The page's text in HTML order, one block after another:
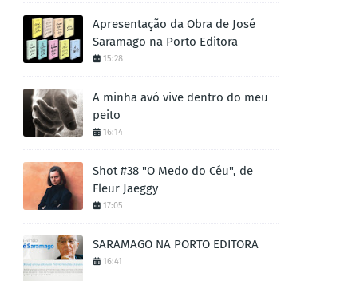
Apresentação da Obra de José
Saramago na Porto Editora
15:28
A minha avó vive dentro do meu
peito
16:14
Shot #38 "O Medo do Céu", de
Fleur Jaeggy
17:05
SARAMAGO NA PORTO EDITORA
16:41